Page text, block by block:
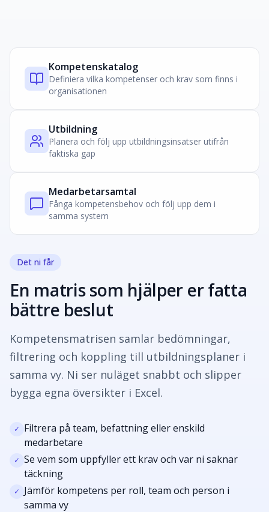
Det ni får
En matris som hjälper er fatta
bättre beslut
Kompetensmatrisen samlar bedömningar,
filtrering och koppling till utbildningsplaner i
samma vy. Ni ser nuläget snabbt och slipper
bygga egna översikter i Excel.
✓ Filtrera på team, befattning eller enskild
medarbetare
✓ Se vem som uppfyller ett krav och var ni saknar
täckning
✓ Jämför kompetens per roll, team och person i
samma vy
Kompetenskatalog
Definiera vilka kompetenser och krav som finns i
organisationen
Utbildning
Planera och följ upp utbildningsinsatser utifrån
faktiska gap
Medarbetarsamtal
Fånga kompetensbehov och följ upp dem i
samma system